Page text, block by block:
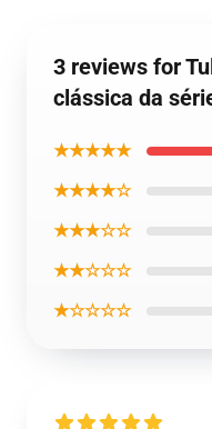
3 reviews for
clássica da
★★★★★
★★★★☆
★★★☆☆
★★☆☆☆
★☆☆☆☆